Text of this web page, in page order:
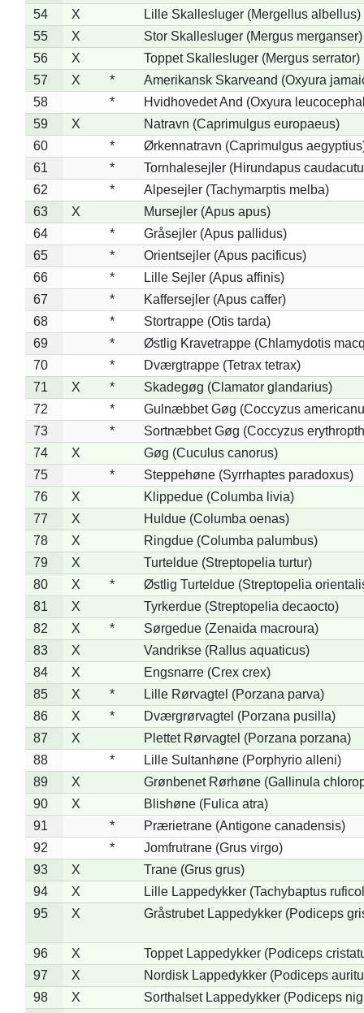
54
X
Lille Skallesluger (Mergellus albellus)
55
X
Stor Skallesluger (Mergus merganser)
56
X
Toppet Skallesluger (Mergus serrator)
57
X *
Amerikansk Skarveand (Oxyura
58
*
Hvidhovedet And (Oxyura
59
X
Natravn (Caprimulgus europaeus)
60
*
Ørkennatravn (Caprimulgus
61
*
Tornhalesejler (Hirundapus
62
*
Alpesejler (Tachymarptis melba)
63
X
Mursejler (Apus apus)
64
*
Gråsejler (Apus pallidus)
65
*
Orientsejler (Apus pacificus)
66
*
Lille Sejler (Apus affinis)
67
*
Kaffersejler (Apus caffer)
68
*
Stortrappe (Otis tarda)
69
*
Østlig Kravetrappe (Chlamydotis
70
*
Dværgtrappe (Tetrax tetrax)
71
X *
Skadegøg (Clamator glandarius)
72
*
Gulnæbbet Gøg (Coccyzus
73
*
Sortnæbbet Gøg (Coccyzus
74
X
Gøg (Cuculus canorus)
75
*
Steppehøne (Syrrhaptes paradoxus)
76
X
Klippedue (Columba livia)
77
X
Huldue (Columba oenas)
78
X
Ringdue (Columba palumbus)
79
X
Turteldue (Streptopelia turtur)
80
X *
Østlig Turteldue (Streptopelia
81
X
Tyrkerdue (Streptopelia decaocto)
82
X *
Sørgedue (Zenaida macroura)
83
X
Vandrikse (Rallus aquaticus)
84
X
Engsnarre (Crex crex)
85
X *
Lille Rørvagtel (Porzana parva)
86
X *
Dværgrørvagtel (Porzana pusilla)
87
X
Plettet Rørvagtel (Porzana porzana)
88
*
Lille Sultanhøne (Porphyrio alleni)
89
X
Grønbenet Rørhøne (Gallinula
90
X
Blishøne (Fulica atra)
91
*
Prærietrane (Antigone canadensis)
92
*
Jomfrutrane (Grus virgo)
93
X
Trane (Grus grus)
94
X
Lille Lappedykker (Tachybaptus
95
X Gråstrubet Lappedykker (Podiceps
96 X
Toppet Lappedykker (Podiceps
97
X
Nordisk Lappedykker (Podiceps
98
X
Sorthalset Lappedykker (Podiceps